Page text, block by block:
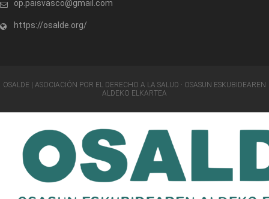
op.paisvasco@gmail.com
https://osalde.org/
OSALDE | ASOCIACIÓN POR EL DERECHO A LA SALUD · OSASUN ESKUBIDEAREN
ALDEKO ELKARTEA